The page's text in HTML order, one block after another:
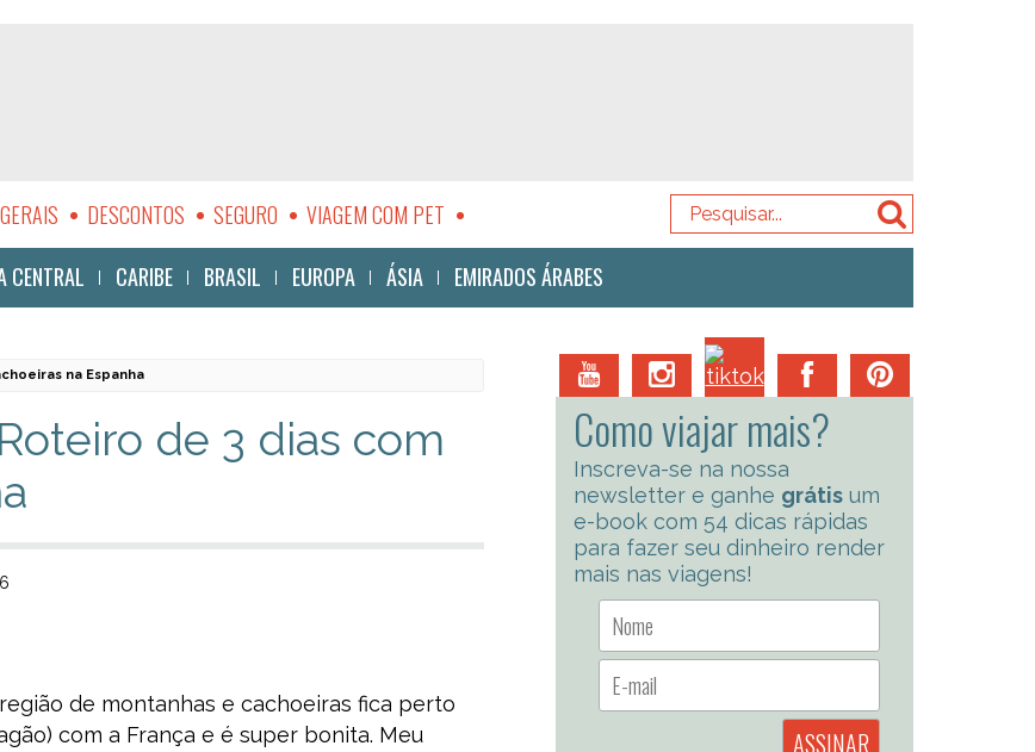
DESCONTOS SEGURO
VIAGEM COM PET
CENTRAL CARIBE BRASIL EUROPA ÁSIA EMIRADOS ÁRABES
na Espanha
de 3 dias com
de montanhas e cachoeiras fica perto
com a França e é super bonita. Meu
Como viajar mais?
Inscreva-se na nossa
newsletter e ganhe grátis um
e-book com 54 dicas rápidas
para fazer seu dinheiro render
mais nas viagens!